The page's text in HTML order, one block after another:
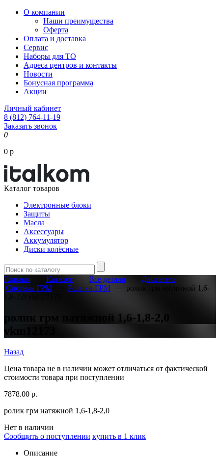
О компании
Наши преимущества
Оферта
Оплата и доставка
Сервис
Наборы для ТО
Адреса центров и контакты
Новости
Бонусная программа
Акции
Личный кабинет
8 (812) 764-11-19
Заказать звонок
0
0 р
Каталог товаров
Электронные блоки
Защиты
Масла
Аксессуары
Аккумулятор
Диски колёсные
Главная Каталог — Все детали — Двигатель —
Система ГРМ
Ролики ГРМ — ролик грм нятяжной 1,6-
1,8-2,0 vkm12173
ролик грм натяжной 1,6-1,8-2,0
vkm12173
Назад
Цена товара не в наличии может отличаться от фактической
стоимости товара при поступлении
7878.00 р.
ролик грм натяжной 1,6-1,8-2,0
Нет в наличии
Сообщить о поступлении купить в 1 клик
Описание